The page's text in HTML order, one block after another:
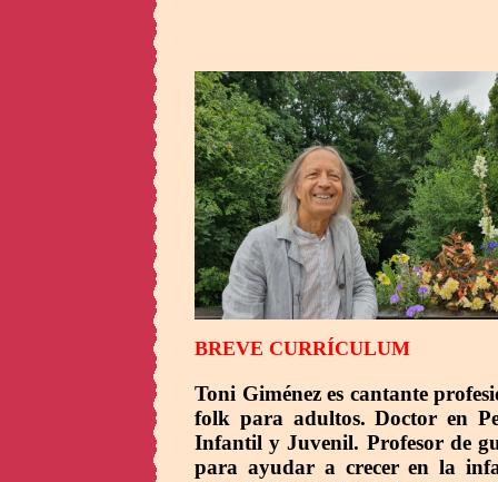
BREVE CURRÍCULUM
Toni Giménez es cantante
folk para adultos. Doctor en
Infantil y Juvenil. Profesor de
para ayudar a crecer en la